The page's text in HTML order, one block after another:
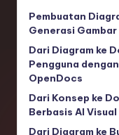
Pembuatan
Generasi Gambar
Dari Diagram ke
Pengguna
OpenDocs
Dari Konsep ke
Berbasis AI
Dari Diagram ke